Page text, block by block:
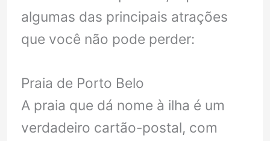
algumas das principais atrações
que você não pode perder:
Praia de Porto Belo
A praia que dá nome à ilha é um
verdadeiro cartão-postal, com